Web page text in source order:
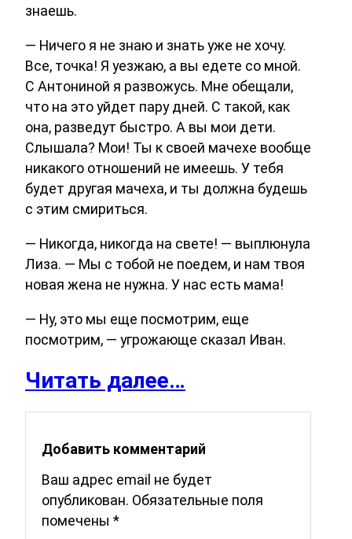
знаешь.
— Ничего я не знаю и знать уже не хочу.
Все, точка! Я уезжаю, а вы едете со мной.
С Антониной я развожусь. Мне обещали,
что на это уйдет пару дней. С такой, как
она, разведут быстро. А вы мои дети.
Слышала? Мои! Ты к своей мачехе вообще
никакого отношений не имеешь. У тебя
будет другая мачеха, и ты должна будешь
с этим смириться.
— Никогда, никогда на свете! — выплюнула
Лиза. — Мы с тобой не поедем, и нам твоя
новая жена не нужна. У нас есть мама!
— Ну, это мы еще посмотрим, еще
посмотрим, — угрожающе сказал Иван.
Читать далее…
Добавить комментарий
Ваш адрес email не будет
опубликован. Обязательные поля
помечены *